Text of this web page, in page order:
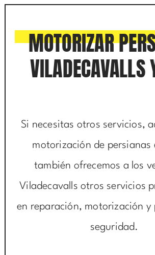
MOTORIZAR
Si necesitas otros servicios,
motorización de persianas
también ofrecemos a los
Viladecavalls otros servicios
en reparación, motorización y
seguridad.